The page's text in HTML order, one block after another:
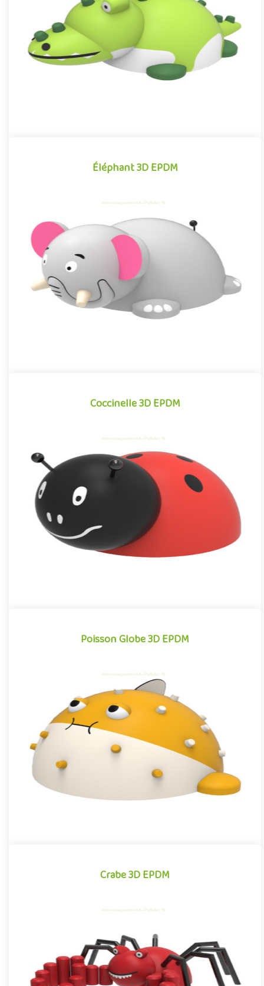
Structure pour aire de jeux propice à l'éveil créatif, le Crocodile
EPDM est un équipement ludique idéal pour renforcer de ma..
Offre partenaire
Éléphant 3D EPDM
Éléphant 3D EPDM
Module 3D pour aires de jeux extérieurs inspiré des univers des
dessins animés et des bandes dessinées, l' Éléphant EPDM se d..
Offre partenaire
Coccinelle 3D EPDM
Coccinelle 3D EPDM
Structure pour aire de jeux propice à l'éveil créatif, la Coccinelle
EPDM est un équipement ludique idéal pour renforcer de m..
Offre partenaire
Poisson Globe 3D EPDM
Poisson Globe 3D EPDM
Structure pour aire de jeux propice à l'éveil créatif, le Poisson
Globe EPDM est un équipement ludique idéal pour renforcer d..
Offre partenaire
Crabe 3D EPDM
Crabe 3D EPDM
Structure pour aire de jeux propice à l'éveil créatif, le Crabe
EPDM est un équipement ludique idéal pour renforcer de manièr..
Offre partenaire